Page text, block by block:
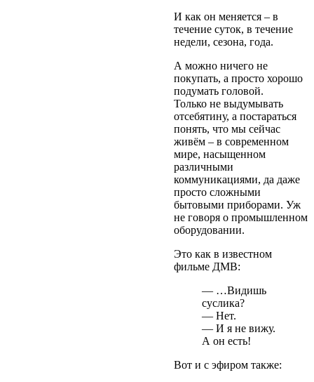
И как он меняется – в
течение суток, в течение
недели, сезона, года.
А можно ничего не
покупать, а просто хорошо
подумать головой.
Только не выдумывать
отсебятину, а постараться
понять, что мы сейчас
живём – в современном
мире, насыщенном
различными
коммуникациями, да даже
просто сложными
бытовыми приборами. Уж
не говоря о промышленном
оборудовании.
Это как в известном
фильме ДМВ:
— …Видишь
суслика?
— Нет.
— И я не вижу.
А он есть!
Вот и с эфиром также: